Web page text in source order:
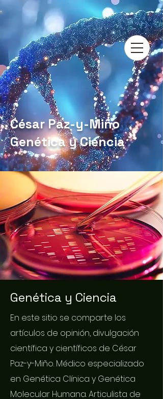
César Paz-y-Miño
Genética y Ciencia
Genética y Ciencia
En este sitio se comparte los
artículos de opinión, divulgación
científica y científicos de César
Paz-y-Miño. Médico especializado
en Genética Clínica y Genética
Molecular Humana. Articulista de